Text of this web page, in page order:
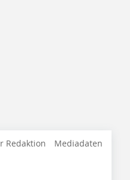
Redaktion Mediadaten